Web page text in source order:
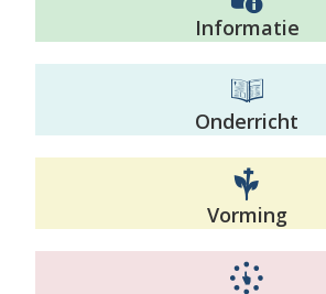
Informatie
Onderricht
Vorming